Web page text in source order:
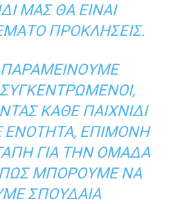
ΜΑΣ ΘΑ ΕΊΝΑΙ
ΠΡΟΚΛΉΣΕΙΣ.
ΣΥΓΚΕΝΤΡΩΜΈΝΟΙ,
ΚΆΘΕ ΠΑΙΧΝΊΔΙ
ΕΝΌΤΗΤΑ, ΕΠΙΜΟΝΉ
ΓΙΑ ΤΗΝ ΟΜΆΔΑ
ΠΩΣ ΜΠΟΡΟΎΜΕ ΝΑ
ΣΠΟΥΔΑΊΑ